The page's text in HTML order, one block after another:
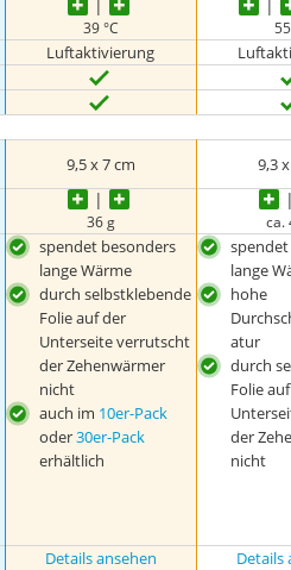
39 °C
Luftaktivierung
9,5 x 7 cm 9,3
36 g ca.
spendet besonders
lange Wärme
durch selbstklebende
Folie auf der
Unterseite verrutscht
der Zehenwärmer
nicht
auch im 10er-Pack
oder30er-Pack
erhältlich
lange
hohe
atur
durch
Folie
der
nicht
Details ansehen Details